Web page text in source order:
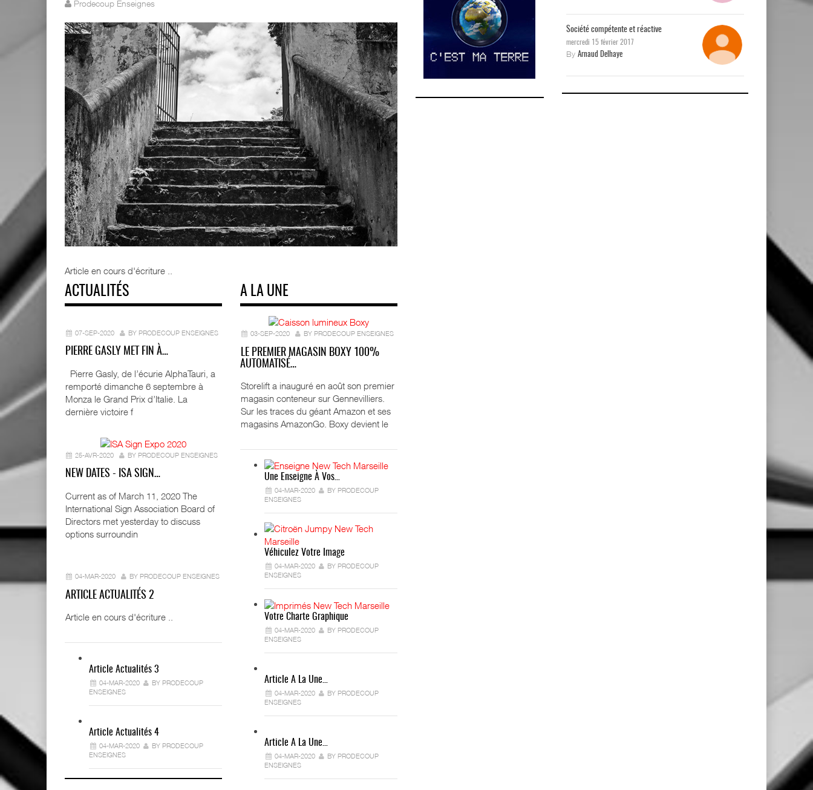
Prodecoup Enseignes
Article en cours d'écriture ..
ACTUALITÉS
07-SEP-2020 BY PRODECOUP ENSEIGNES
PIERRE GASLY MET FIN À…
Pierre Gasly, de l’écurie AlphaTauri, a
remporté dimanche 6 septembre à
Monza le Grand Prix d’Italie. La
dernière victoire f
25-AVR-2020 BY PRODECOUP ENSEIGNES
NEW DATES - ISA SIGN…
Current as of March 11, 2020 The
International Sign Association Board of
Directors met yesterday to discuss
options surroundin
04-MAR-2020 BY PRODECOUP ENSEIGNES
ARTICLE ACTUALITÉS 2
Article en cours d'écriture ..
Article Actualités 3
04-MAR-2020
BY PRODECOUP
ENSEIGNES
Article Actualités 4
04-MAR-2020
BY PRODECOUP
ENSEIGNES
A LA UNE
03-SEP-2020 BY PRODECOUP ENSEIGNES
LE PREMIER MAGASIN BOXY 100%
AUTOMATISÉ…
Storelift a inauguré en août son premier
magasin conteneur sur Gennevilliers.
Sur les traces du géant Amazon et ses
magasins AmazonGo. Boxy devient le
Une Enseigne À Vos…
04-MAR-2020
BY PRODECOUP
ENSEIGNES
Véhiculez Votre Image
04-MAR-2020
BY PRODECOUP
ENSEIGNES
Votre Charte Graphique
04-MAR-2020
BY PRODECOUP
ENSEIGNES
Article A La Une…
04-MAR-2020
BY PRODECOUP
ENSEIGNES
Article A La Une…
04-MAR-2020
BY PRODECOUP
ENSEIGNES
Société compétente et réactive
mercredi 15 février 2017
By Arnaud Delhaye